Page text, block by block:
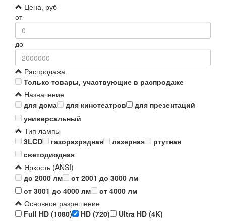
Цена, руб
от
до
Распродажа
Только товары, участвующие в распродаже
Назначение
для дома
для кинотеатров
для презентаций
универсальный
Тип лампы
3LCD
газоразрядная лазерная
ртутная
светодиодная
Яркость (ANSI)
до 2000 лм
от 2001 до 3000 лм
от 3001 до 4000 лм
от 4000 лм
Основное разрешение
Full HD (1080)
HD (720)
Ultra HD (4K)